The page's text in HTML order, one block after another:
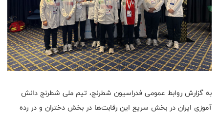
به گزارش روابط عمومی فدراسیون شطرنج، تیم ملی شطرنج دانش
آموزی ایران در بخش سریع این رقابت‌ها در بخش دختران و در رده